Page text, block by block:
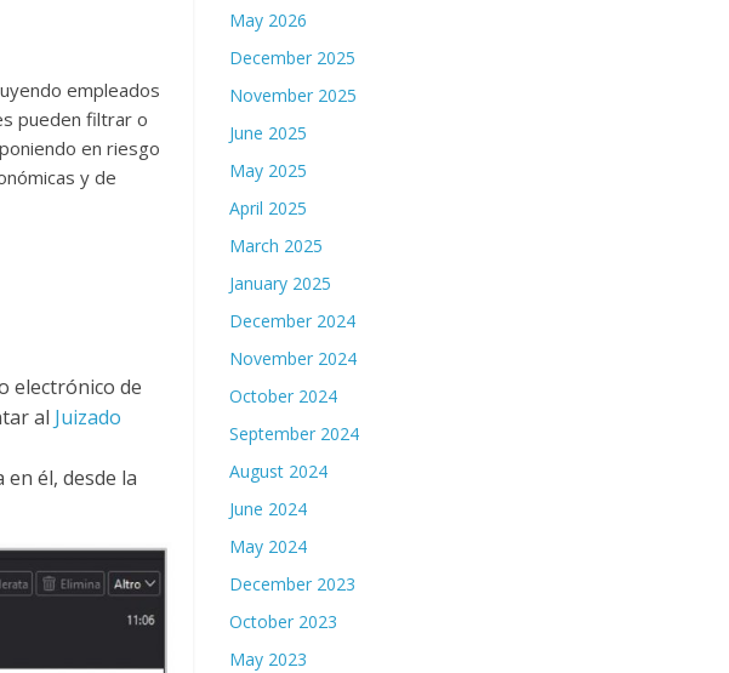
empleados
pueden filtrar o
en riesgo
y de
electrónico de
al Juizado
él, desde la
May 2026
December 2025
November 2025
June 2025
May 2025
April 2025
March 2025
January 2025
December 2024
November 2024
October 2024
September 2024
August 2024
June 2024
May 2024
December 2023
October 2023
May 2023